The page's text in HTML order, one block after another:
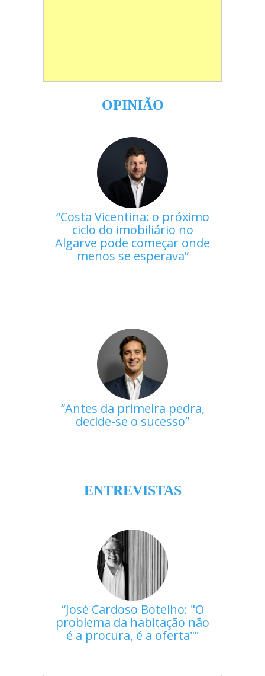
OPINIÃO
Costa Vicentina: o próximo
ciclo do imobiliário no
Algarve pode começar onde
menos se esperava
Antes da primeira pedra,
decide-se o sucesso
ENTREVISTAS
José Cardoso Botelho: "O
problema da habitação não
é a procura, é a oferta"